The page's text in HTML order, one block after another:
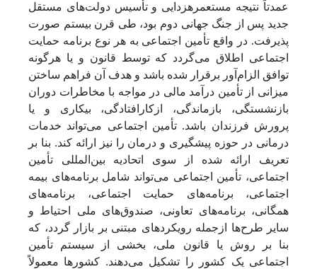
عمدتاً نتیجه مستعمره­زدایی و تأسیس دولت‌های مستقل
جدید پس از جنگ جهانی دوم بود، طی قرن بیستم صورت
پذیرفت. در واقع تأمین اجتماعی به هر نوع برنامه حمایت
اجتماعی اطلاق می‌گردد که توسط قانون و یا هرگونه
توافق الزام‌آور برقرار شده باشد و هدف آن فراهم ساختن
میزانی از تأمین درآمد مالی در مواجه با مخاطرات دوران
بازنشستگی، بازماندگی، ازکارافتادگی، بیکاری و یا
پرورش فرزندان باشد. تأمین اجتماعی می‌تواند خدمات
درمانی در حوزه پیشگیری و درمان را نیز ارائه کند. بنا بر
تعریف ارائه شده از سوی اتحادیه بین‌المللی تأمین
اجتماعی، تأمین اجتماعی می‌تواند شامل برنامه‌های بیمه
اجتماعی، برنامه‌های حمایت اجتماعی، برنامه‌های
همگانی، برنامه‌های تعاونی، صندوق‌های ملی احتیاط و
سایر طرح‌ها ازجمله رویکردهای مبتنی بر بازار گردد، که
بنا بر روش یا قانون ملی، بخشی از سیستم تأمین
اجتماعی یک کشور را تشکیل می‌دهند. کشورها معمولاً